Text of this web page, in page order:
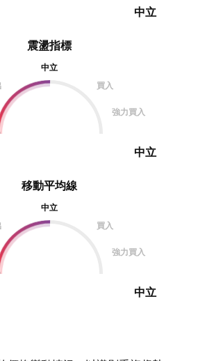
震盪指標
中立
買入
強力買入
中立
中立
移動平均線
中立
買入
強力買入
中立